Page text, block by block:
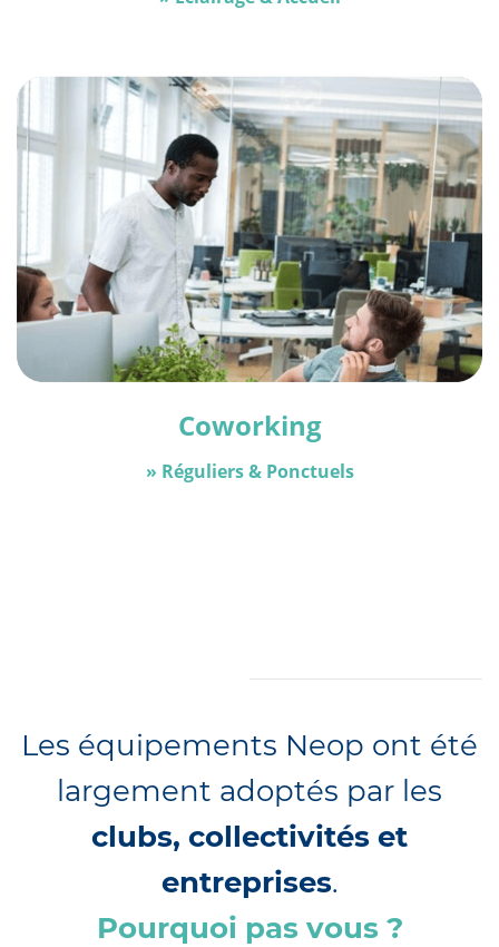
Coworking
» Réguliers & Ponctuels
Les équipements Neop ont été
largement adoptés par les
clubs, collectivités et
entreprises.
Pourquoi pas vous ?